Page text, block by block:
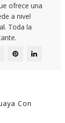
ofrece una
a nivel
Toda la
Con